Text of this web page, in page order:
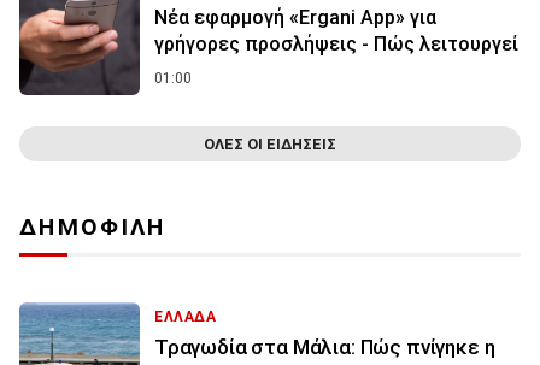
Νέα εφαρμογή «Ergani App» για
γρήγορες προσλήψεις - Πώς λειτουργεί
01:00
ΟΛΕΣ ΟΙ ΕΙΔΗΣΕΙΣ
ΔΗΜΟΦΙΛΗ
ΕΛΛΑΔΑ
Τραγωδία στα Μάλια: Πώς πνίγηκε η